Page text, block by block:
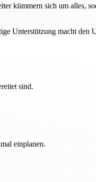
kümmern sich um alles,
Unterstützung macht den
sind.
einplanen.